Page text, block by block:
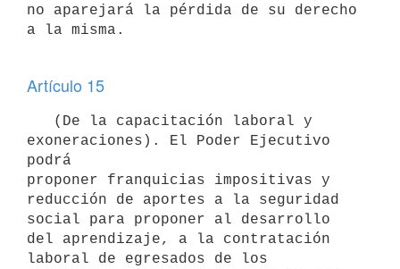
no aparejará la pérdida de su derecho
a la misma.
Artículo 15
exoneraciones). El Poder Ejecutivo
podrá
proponer franquicias impositivas y
reducción de aportes a la seguridad
social para proponer al desarrollo
del aprendizaje, a la contratación
laboral de egresados de los